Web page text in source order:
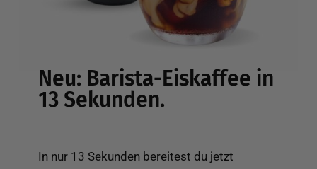
Neu: Barista-Eiskaffee in
13 Sekunden.
In nur 13 Sekunden bereitest du jetzt